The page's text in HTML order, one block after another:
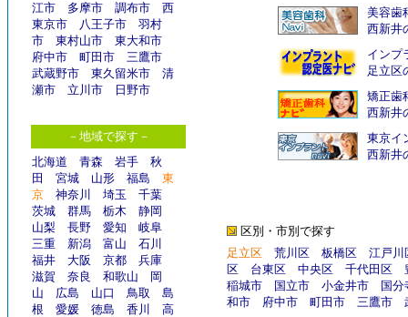
江市
多摩市 調布市
西
東京市
八王子市
羽村
市
東村山市
東大和市
府中市
町田市
三鷹市
武蔵野市
東久留米市
清
瀬市
立川市 日野市
－地域で探す－
北海道
青森 岩手
秋
田
宮城 山形 福島
東
京
神奈川 埼玉
千葉
茨城
群馬 栃木
静岡
山梨
長野 愛知
岐阜
三重
新潟 富山
石川
福井
大阪 京都
兵庫
滋賀
奈良 和歌山
岡
山
広島 山口 鳥取
島
根
愛媛 徳島 香川
高
美容歯
西新井
インプ
足立区
矯正歯
西新井
東京イ
西新井
区別・市別で探す
足立区
荒川区 板橋区
江戸川
区
台東区 中央区 千代田区
稲城市
国立市 小金井市
国分
和市
府中市 町田市 三鷹市